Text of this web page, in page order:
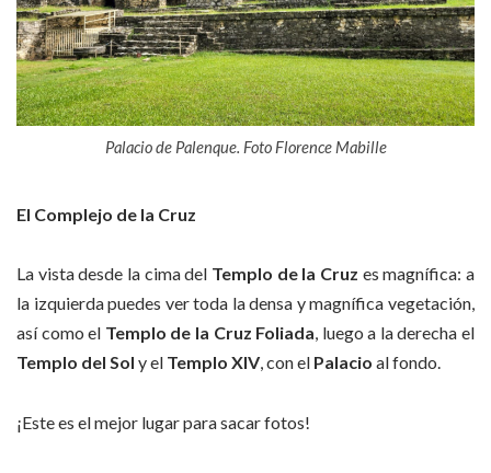
Palacio de Palenque. Foto Florence Mabille
El Complejo de la Cruz
La vista desde la cima del Templo de la Cruz es magnífica: a
la izquierda puedes ver toda la densa y magnífica vegetación,
así como el Templo de la Cruz Foliada, luego a la derecha el
Templo del Sol y el Templo XIV, con el Palacio al fondo.
¡Este es el mejor lugar para sacar fotos!